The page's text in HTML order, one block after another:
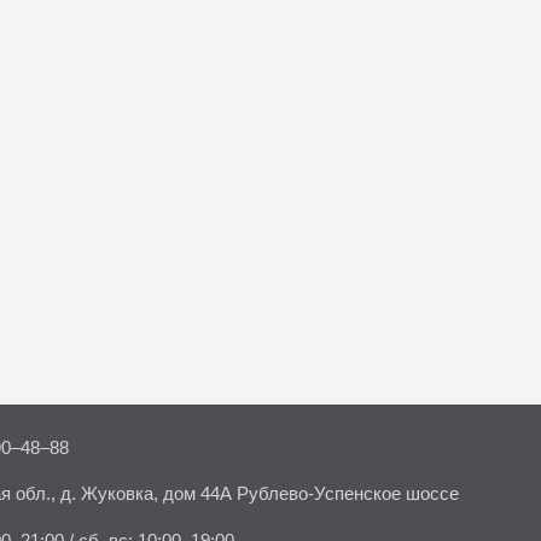
обл., д. Жуковка, дом 44А Рублево-Успенское шоссе